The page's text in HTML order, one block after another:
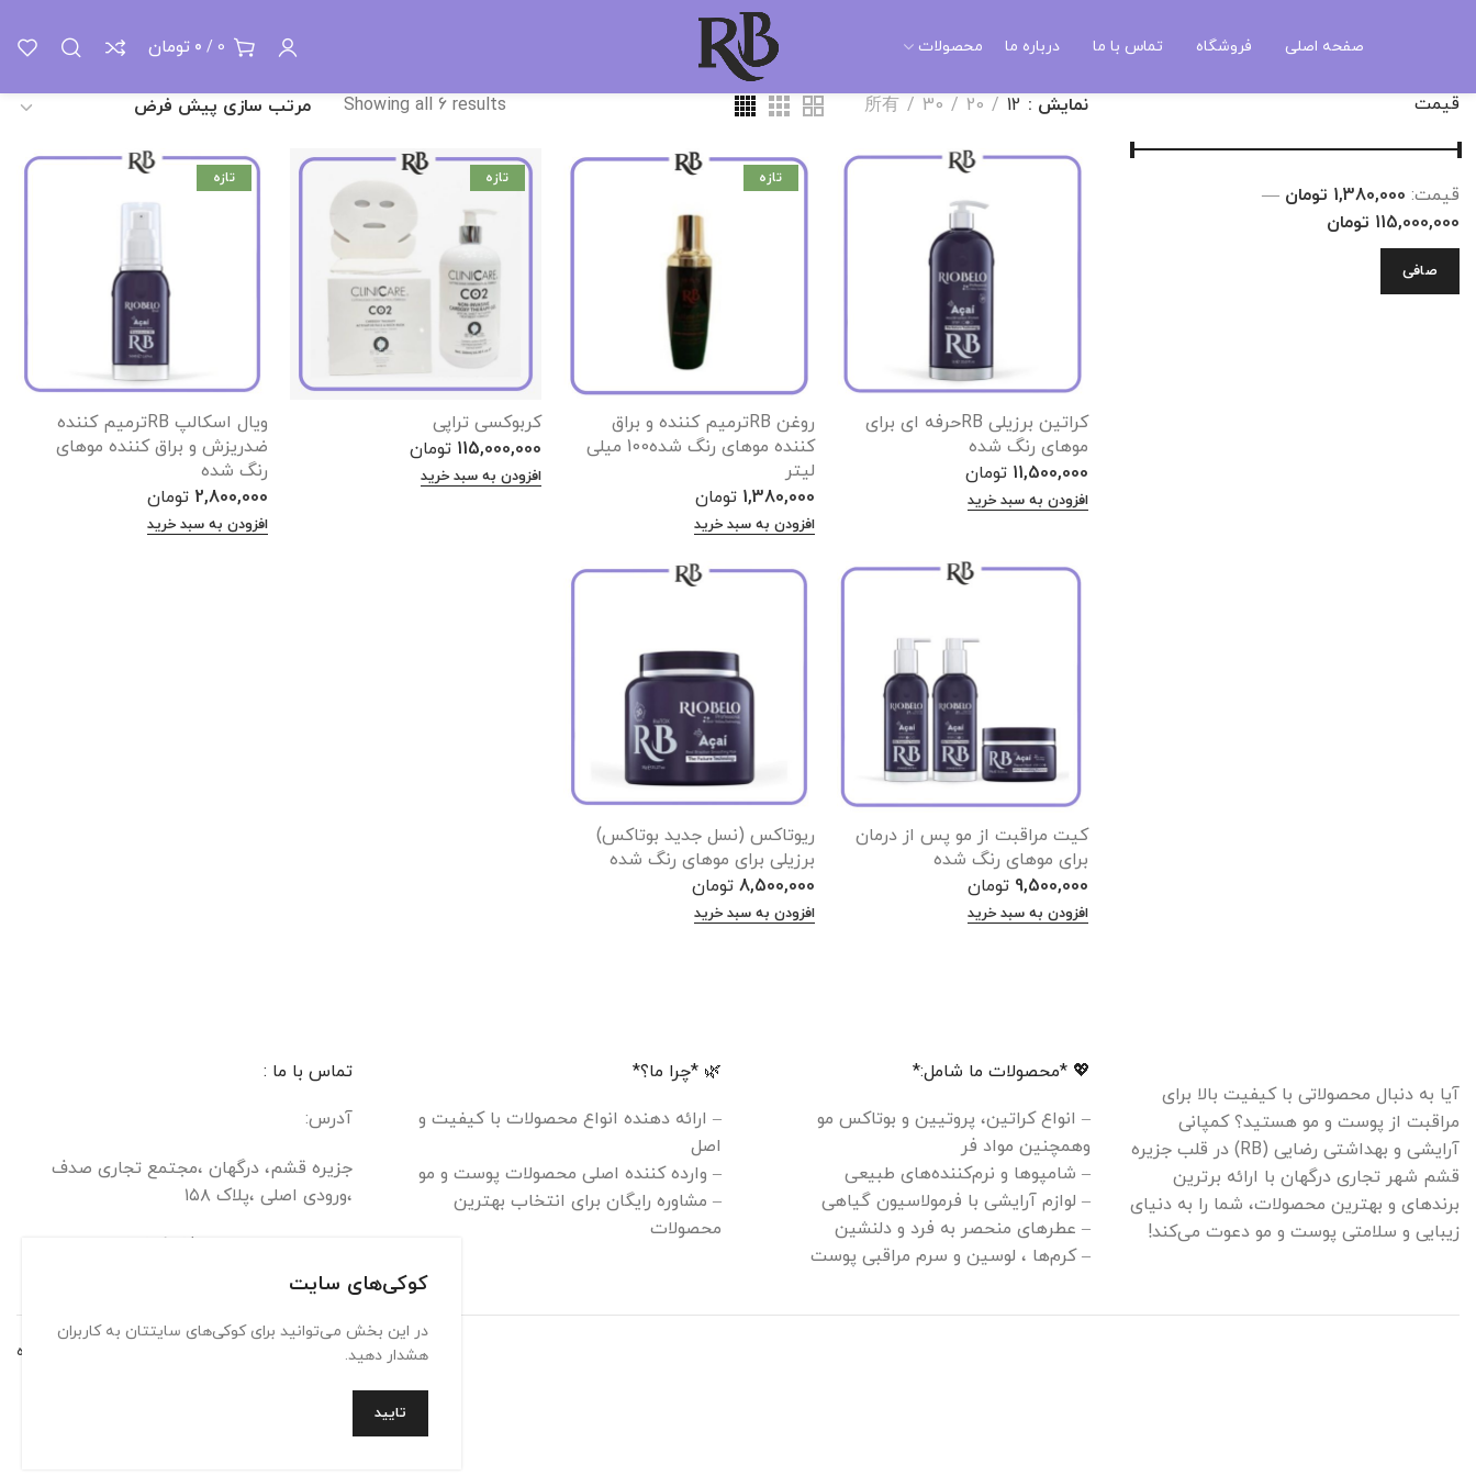
صفحه اصلی فروشگاه تماس با ما درباره ما محصولات 0
/
0 تومان
قیمت
صافی
قيمت: 1,380,000 تومان
—
115,000,000 تومان
نمایش 12
20
30
所有
Showing all 6 results
کراتین برزیلی RBحرفه ای برای
موهای رنگ شده
11,500,000 تومان
افزودن به سبد خرید
تازه
روغن RBترمیم کننده و براق
کننده موهای رنگ شده100 میلی
لیتر
1,380,000 تومان
افزودن به سبد خرید
تازه
کربوکسی تراپی
115,000,000 تومان
افزودن به سبد خرید
تازه
ویال اسکالپ RBترمیم کننده
ضدریزش و براق کننده موهای
رنگ شده
2,800,000 تومان
افزودن به سبد خرید
کیت مراقبت از مو پس از درمان
برای موهای رنگ شده
9,500,000 تومان
افزودن به سبد خرید
ریوتاکس (نسل جدید بوتاکس)
برزیلی برای موهای رنگ شده
8,500,000 تومان
افزودن به سبد خرید
آیا به دنبال محصولاتی با کیفیت بالا برای
مراقبت از پوست و مو هستید؟ کمپانی
آرایشی و بهداشتی رضایی (RB) در قلب جزیره
قشم شهر تجاری درگهان با ارائه برترین
برندهای و بهترین محصولات، شما را به دنیای
زیبایی و سلامتی پوست و مو دعوت می‌کند!
💖 *محصولات ما شامل:*
– انواع کراتین، پروتیین و بوتاکس مو
وهمچنین مواد فر
– شامپوها و نرم‌کننده‌های طبیعی
– لوازم آرایشی با فرمولاسیون گیاهی
– عطرهای منحصر به فرد و دلنشین
– کرم‌ها ، لوسین و سرم مراقبی پوست
🌿 *چرا ما؟*
– ارائه دهنده انواع محصولات با کیفیت و
اصل
– وارده کننده اصلی محصولات پوست و مو
– مشاوره رایگان برای انتخاب بهترین
محصولات
تماس با ما :
آدرس:
جزیره قشم، درگهان ،مجتمع تجاری صدف
،ورودی اصلی ،پلاک ۱۵۸
شرایط استفاده
کوکی‌های سایت
در این بخش می‌توانید برای کوکی‌های سایتتان به کاربران
هشدار دهید.
تایید